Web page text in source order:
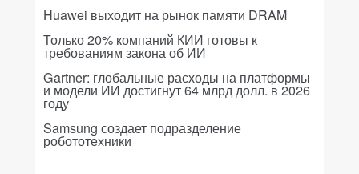
Huawei выходит на рынок памяти DRAM
Только 20% компаний КИИ готовы к
требованиям закона об ИИ
Gartner: глобальные расходы на платформы
и модели ИИ достигнут 64 млрд долл. в 2026
году
Samsung создает подразделение
робототехники